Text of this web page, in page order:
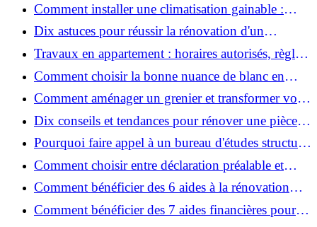
Comment installer une climatisation gainable :
coût, étapes et conseils ?
Dix astuces pour réussir la rénovation d'un
appartement
Travaux en appartement : horaires autorisés, règles
et bonnes pratiques
Comment choisir la bonne nuance de blanc en
décoration et éviter les pièges ?
Comment aménager un grenier et transformer vos
combles en espace habitable ?
Dix conseils et tendances pour rénover une pièce
de la maison
Pourquoi faire appel à un bureau d'études structure
pour garantir la sécurité de vos rénovations ?
Comment choisir entre déclaration préalable et
permis de construire pour vos travaux ?
Comment bénéficier des 6 aides à la rénovation
énergétique à Grenoble ?
Comment bénéficier des 7 aides financières pour la